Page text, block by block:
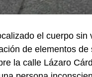
el cuerpo
de elementos
la calle Lázaro